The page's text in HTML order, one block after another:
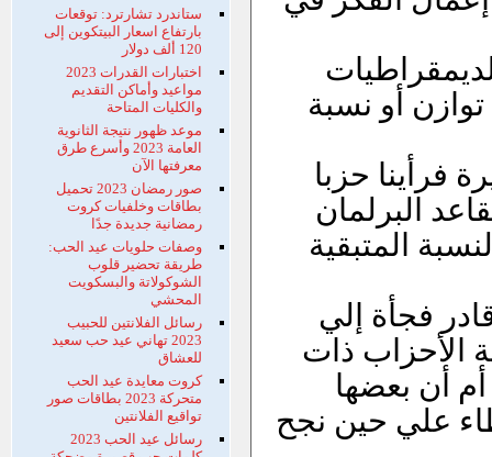
أو نسبة
فرأينا حزبا
البرلمان
النسبة المتبقية
فجأة إلي
الأحزاب ذات
أن بعضها
علي حين نجح
ستاندرد تشارترد: توقعات
بارتفاع اسعار البيتكوين إلى
120 ألف دولار
اختبارات القدرات 2023
مواعيد وأماكن التقديم
والكليات المتاحة
موعد ظهور نتيجة الثانوية
العامة 2023 وأسرع طرق
معرفتها الآن
صور رمضان 2023 تحميل
بطاقات وخلفيات كروت
رمضانية جديدة جدًا
وصفات حلويات عيد الحب:
طريقة تحضير قلوب
الشوكولاتة والبسكويت
المحشي
رسائل الفلانتين للحبيب
2023 تهاني عيد حب سعيد
للعشاق
كروت معايدة عيد الحب
متحركة 2023 بطاقات صور
تواقيع الفلانتين
رسائل عيد الحب 2023